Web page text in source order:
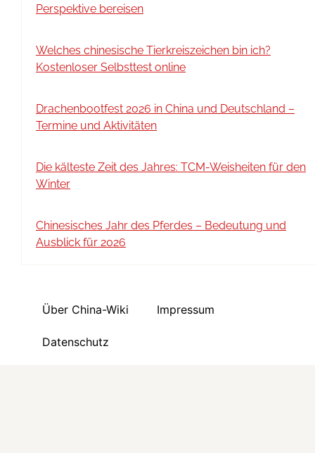
Perspektive bereisen
Welches chinesische Tierkreiszeichen bin ich?
Kostenloser Selbsttest online
Drachenbootfest 2026 in China und Deutschland –
Termine und Aktivitäten
Die kälteste Zeit des Jahres: TCM-Weisheiten für den
Winter
Chinesisches Jahr des Pferdes – Bedeutung und
Ausblick für 2026
Über China-Wiki Impressum
Datenschutz